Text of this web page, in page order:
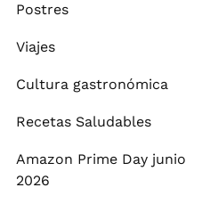
Postres
Viajes
Cultura gastronómica
Recetas Saludables
Amazon Prime Day junio
2026